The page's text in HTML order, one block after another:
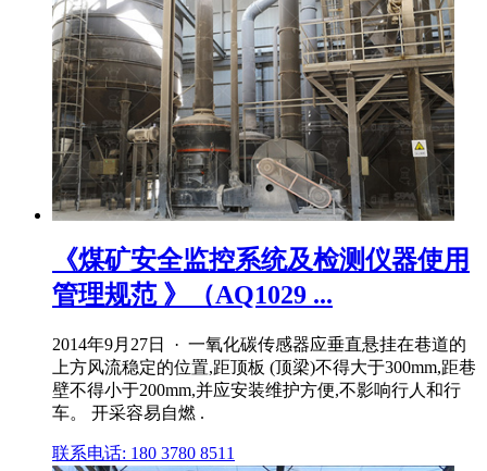
《煤矿安全监控系统及检测仪器使用
管理规范 》（AQ1029 ...
2014年9月27日 · 一氧化碳传感器应垂直悬挂在巷道的
上方风流稳定的位置,距顶板 (顶梁)不得大于300mm,距巷
壁不得小于200mm,并应安装维护方便,不影响行人和行
车。 开采容易自燃 .
联系电话: 180 3780 8511